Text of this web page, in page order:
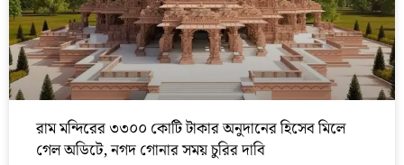
রাম মন্দিরের ৩৩০০ কোটি টাকার অনুদানের হিসেব মিলে
গেল অডিটে, নগদ গোনার সময় চুরির দাবি